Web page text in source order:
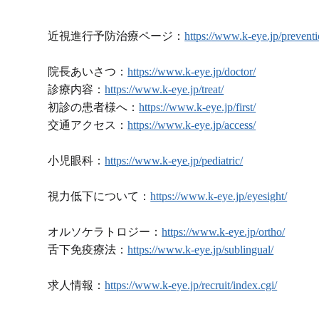
近視進行予防治療ページ：https://www.k-eye.jp/
院長あいさつ：https://www.k-eye.jp/doctor/
診療内容：https://www.k-eye.jp/treat/
初診の患者様へ：https://www.k-eye.jp/first/
交通アクセス：https://www.k-eye.jp/access/
小児眼科：https://www.k-eye.jp/pediatric/
視力低下について：https://www.k-eye.jp/eyesight/
オルソケラトロジー：https://www.k-eye.jp/ortho/
舌下免疫療法：https://www.k-eye.jp/sublingual/
求人情報：https://www.k-eye.jp/recruit/index.cgi/